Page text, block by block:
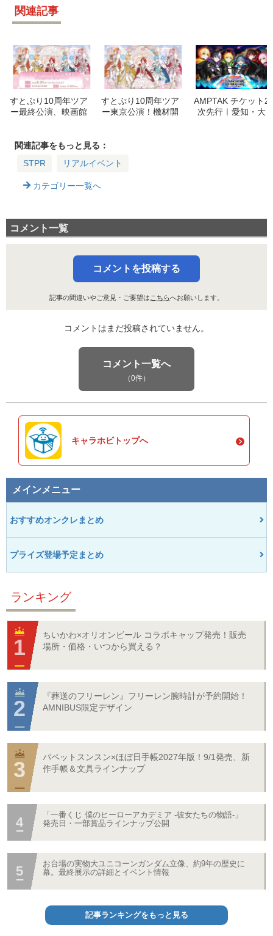
関連記事
すとぷり10周年ツア
ー最終公演、映画館
め
すとぷり10周年ツア
ー東京公演！機材開
AMPTAK チケット2
次先行｜愛知・大
関連記事をもっと見る：
STPR
リアルイベント
カテゴリー一覧へ
コメント一覧
コメントを投稿する
記事の間違いやご意見・ご要望は こちらへお願いします。
コメントはまだ投稿されていません。
コメント一覧へ
（0件）
キャラホビトップへ
メインメニュー
おすすめオンクレまとめ
プライズ登場予定まとめ
ランキング
ちいかわ×オリオンビール コラボキャップ発売！販売
場所・価格・いつから買える？
『葬送のフリーレン』フリーレン腕時計が予約開始！
AMNIBUS限定デザイン
パペットスンスン×ほぼ日手帳2027年版！9/1発売、新
作手帳＆文具ラインナップ
「一番くじ 僕のヒーローアカデミア -彼女たちの物語-」
発売日・一部賞品ラインナップ公開
お台場の実物大ユニコーンガンダム立像、約9年の歴史に
幕。最終展示の詳細とイベント情報
記事ランキングをもっと見る